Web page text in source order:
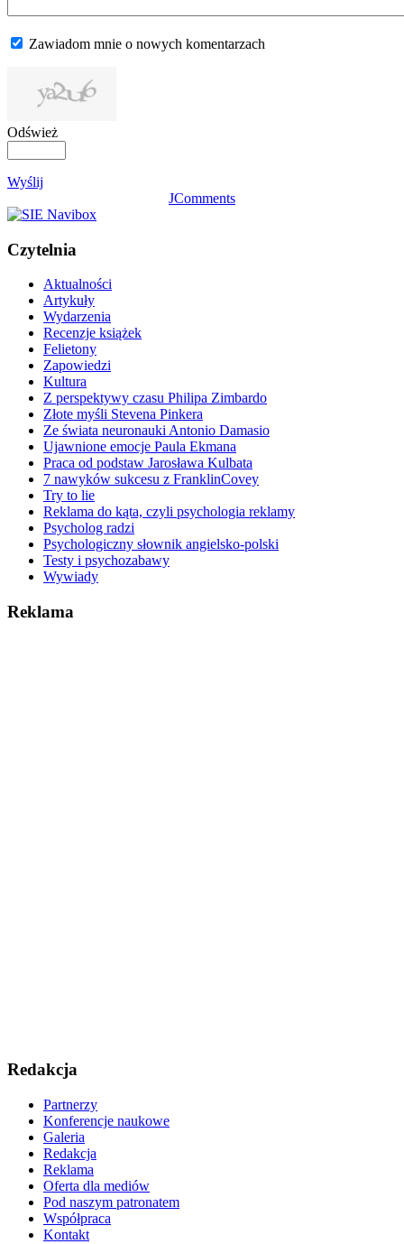
Zawiadom mnie o nowych komentarzach
Odśwież
Wyślij
JComments
Czytelnia
Aktualności
Artykuły
Wydarzenia
Recenzje książek
Felietony
Zapowiedzi
Kultura
Z perspektywy czasu Philipa Zimbardo
Złote myśli Stevena Pinkera
Ze świata neuronauki Antonio Damasio
Ujawnione emocje Paula Ekmana
Praca od podstaw Jarosława Kulbata
7 nawyków sukcesu z FranklinCovey
Try to lie
Reklama do kąta, czyli psychologia reklamy
Psycholog radzi
Psychologiczny słownik angielsko-polski
Testy i psychozabawy
Wywiady
Reklama
Redakcja
Partnerzy
Konferencje naukowe
Galeria
Redakcja
Reklama
Oferta dla mediów
Pod naszym patronatem
Współpraca
Kontakt